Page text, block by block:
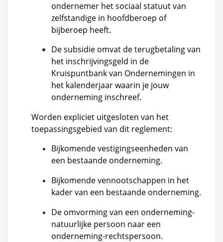
ondernemer het sociaal statuut van
zelfstandige in hoofdberoep of
bijberoep heeft.
De subsidie omvat de terugbetaling van
het inschrijvingsgeld in de
Kruispuntbank van Ondernemingen in
het kalenderjaar waarin je jouw
onderneming inschreef.
Worden expliciet uitgesloten van het
toepassingsgebied van dit reglement:
Bijkomende vestigingseenheden van
een bestaande onderneming.
Bijkomende vennootschappen in het
kader van een bestaande onderneming.
De omvorming van een onderneming-
natuurlijke persoon naar een
onderneming-rechtspersoon.